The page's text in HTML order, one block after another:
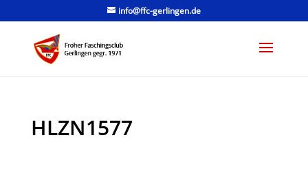
info@ffc-gerlingen.de
HLZN1577